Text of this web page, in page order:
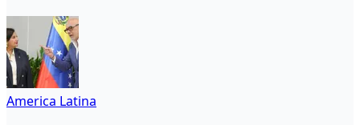
America Latina